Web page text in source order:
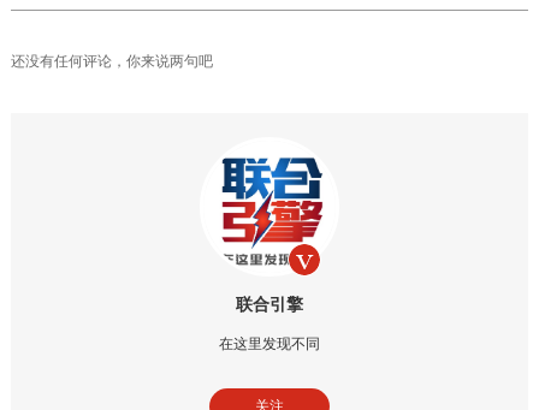
还没有任何评论，你来说两句吧
联合引擎
在这里发现不同
关注